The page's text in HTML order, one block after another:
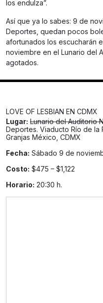
los endulza”.
Así que ya lo sabes: 9 de
Deportes, quedan pocos
afortunados los escucharán
noviembre en el Lunario del
agotados.
LOVE OF LESBIAN EN CDMX
Lugar: Lunario del Auditorio
Deportes. Viaducto Río de la
Granjas México, CDMX
Fecha: Sábado 9 de
Costo: $475 – $1,122
Horario: 20:30 h.